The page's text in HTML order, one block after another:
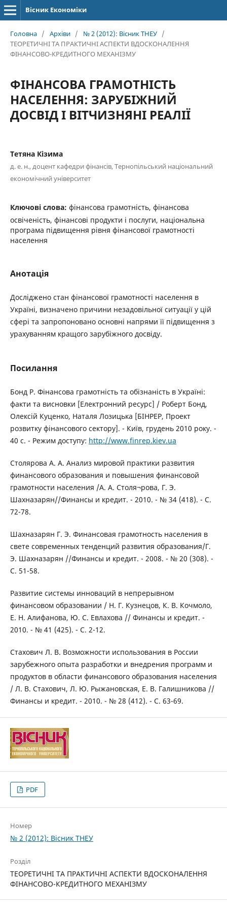
Вісник Економіки
Головна / Архіви / № 2 (2012): Вісник ТНЕУ /
ТЕОРЕТИЧНІ ТА ПРАКТИЧНІ АСПЕКТИ ВДОСКОНАЛЕННЯ
ФІНАНСОВО-КРЕДИТНОГО МЕХАНІЗМУ
ФІНАНСОВА ГРАМОТНІСТЬ
НАСЕЛЕННЯ: ЗАРУБІЖНИЙ
ДОСВІД І ВІТЧИЗНЯНІ РЕАЛІЇ
Тетяна Кізима
д. е. н., доцент кафедри фінансів, Тернопільський національний
економічний університет
Ключові слова: фінансова грамотність, фінансова
освіченість, фінансові продукти і послуги, національна
програма підвищення рівня фінансової грамотності
населення
Анотація
Досліджено стан фінансової грамотності населення в
Україні, визначено причини незадовільної ситуації у цій
сфері та запропоновано основні напрями її підвищення з
урахуванням кращого зарубіжного досвіду.
Посилання
Бонд Р. Фінансова грамотність та обізнаність в Україні:
факти та висновки [Електронний ресурс] / Роберт Бонд,
Олексій Куценко, Наталя Лозицька [БІНРЕР, Проект
розвитку фінансового сектору]. - Київ, грудень 2010 року. -
40 с. - Режим доступу: http://www.finrep.kiev.ua
Столярова А. А. Анализ мировой практики развития
финансового образования и повышения финансовой
грамотности населения /А. А. Столя¬рова, Г. Э.
Шахназарян//Финансы и кредит. - 2010. - № 34 (418). - С.
72-78.
Шахназарян Г. Э. Финансовая грамотность населения в
свете современных тенденций развития образования/Г.
Э. Шахназарян //Финансы и кредит. - 2008. - № 20 (308). -
С. 51-58.
Развитие системы инноваций в непрерывном
финансовом образовании / Н. Г. Кузнецов, К. В. Кочмоло,
Е. Н. Алифанова, Ю. С. Евлахова // Финансы и кредит. -
2010. - № 41 (425). - С. 2-12.
Стахович Л. В. Возможности использования в России
зарубежного опыта разработки и внедрения программ и
продуктов в области финансового образования населения
/ Л. В. Стахович, Л. Ю. Рыжановская, Е. В. Галишникова //
Финансы и кредит. - 2010. - № 28 (412). - С. 63-69.
PDF
Номер
№ 2 (2012): Вісник ТНЕУ
Розділ
ТЕОРЕТИЧНІ ТА ПРАКТИЧНІ АСПЕКТИ ВДОСКОНАЛЕННЯ
ФІНАНСОВО-КРЕДИТНОГО МЕХАНІЗМУ